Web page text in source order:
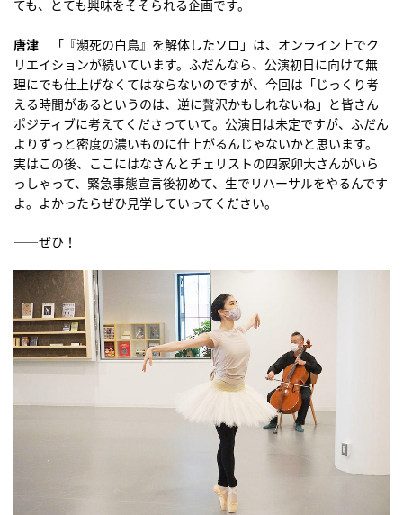
ても、とても興味をそそられる企画です。
唐津 「『瀕死の白鳥』を解体したソロ」は、オンライン上でク
リエイションが続いています。ふだんなら、公演初日に向けて無
理にでも仕上げなくてはならないのですが、今回は「じっくり考
える時間があるというのは、逆に贅沢かもしれないね」と皆さん
ポジティブに考えてくださっていて。公演日は未定ですが、ふだん
よりずっと密度の濃いものに仕上がるんじゃないかと思います。
実はこの後、ここにはなさんとチェリストの四家卯大さんがいら
っしゃって、緊急事態宣言後初めて、生でリハーサルをやるんです
よ。よかったらぜひ見学していってください。
――ぜひ！